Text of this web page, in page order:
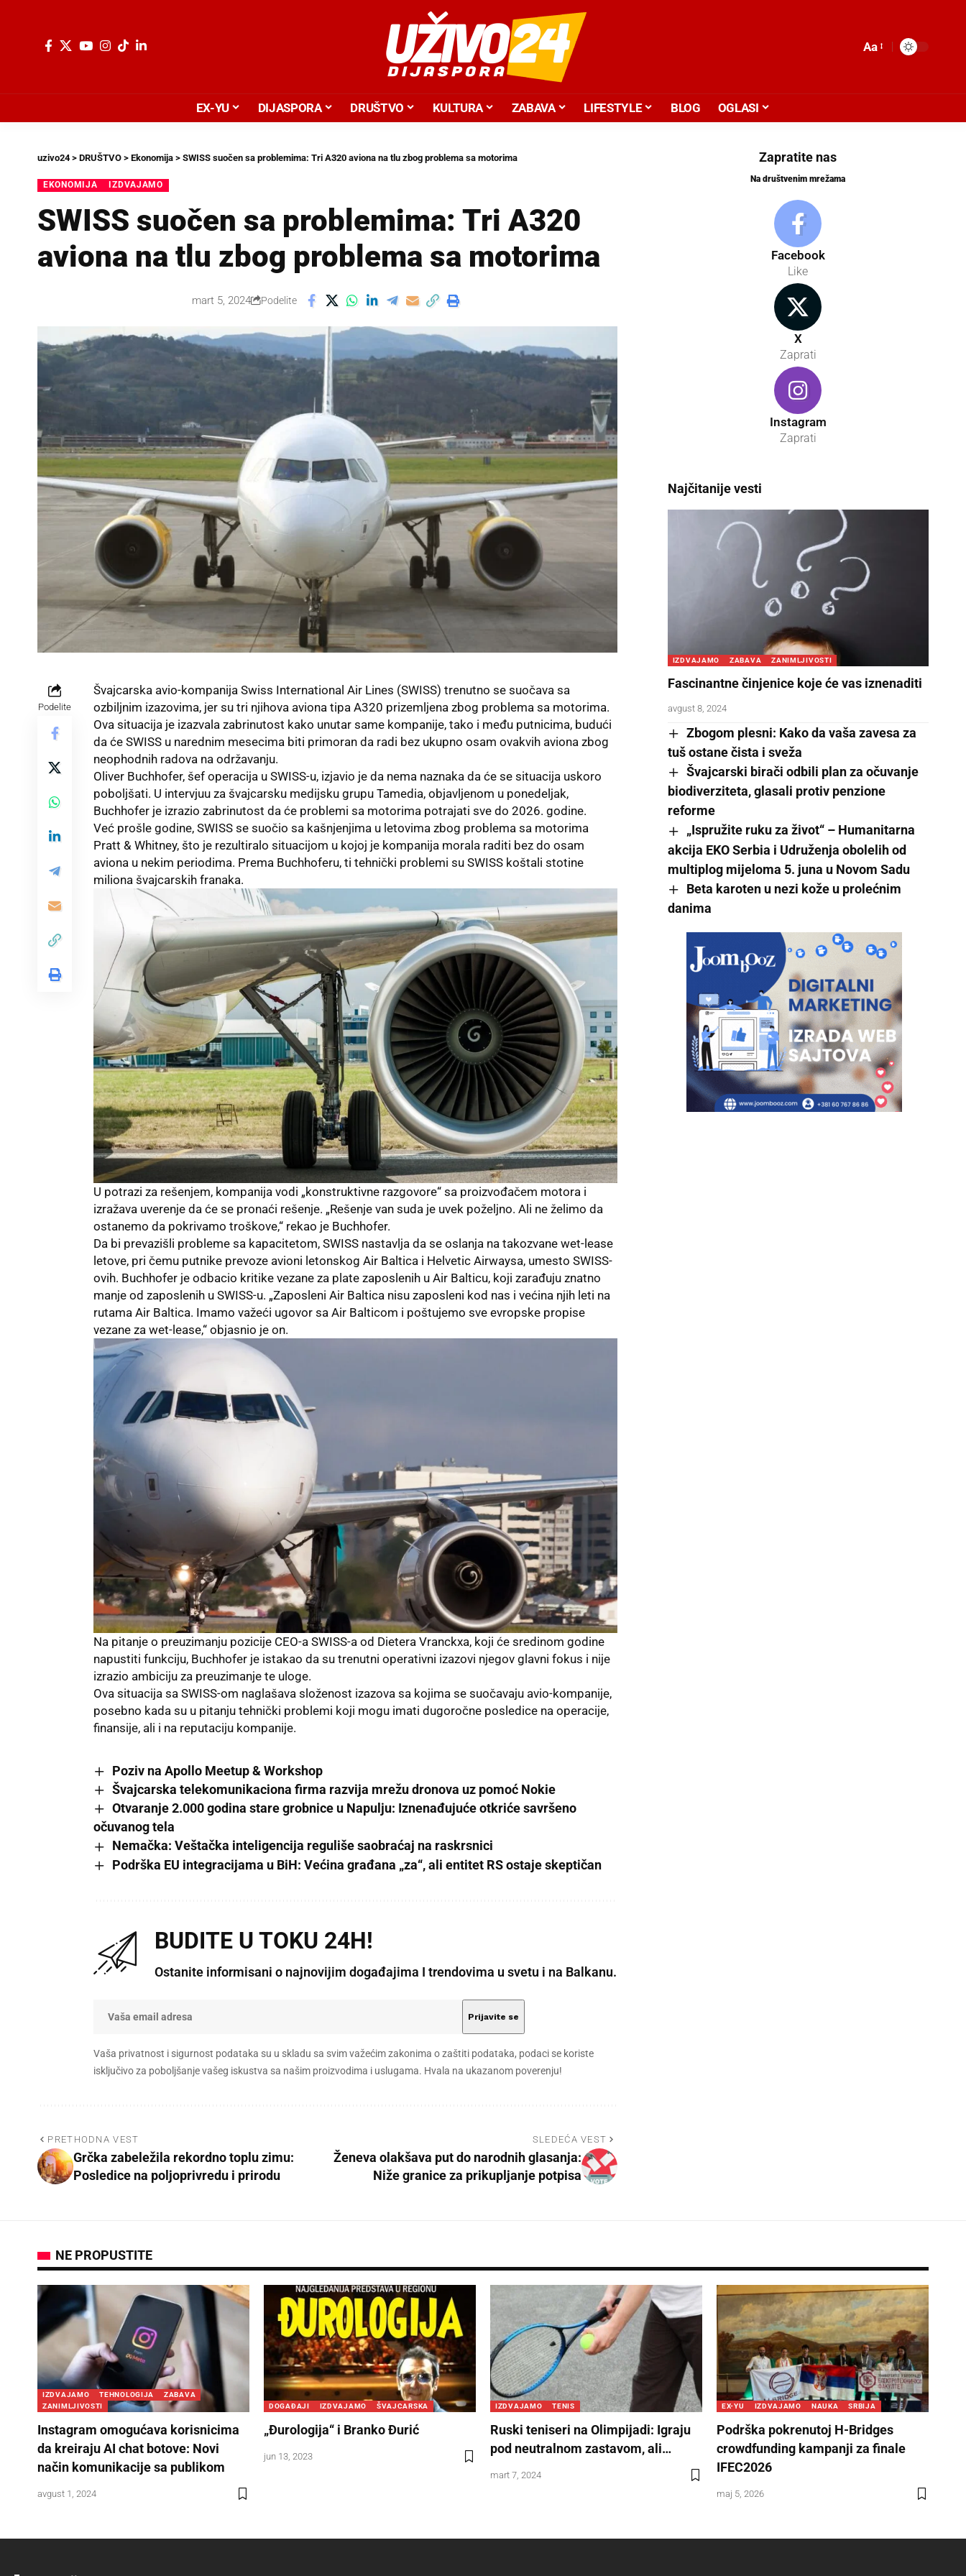
Aa
EX-YU DIJASPORA DRUŠTVO KULTURA ZABAVA LIFESTYLE BLOG OGLASI
uzivo24> DRUŠTVO > Ekonomija > SWISS suočen sa problemima: Tri A320 aviona na tlu zbog problema sa motorima
EKONOMIJA IZDVAJAMO
SWISS suočen sa problemima: Tri A320
aviona na tlu zbog problema sa motorima
mart 5, 2024 Podelite
Podelite
Švajcarska avio-kompanija Swiss International Air Lines (SWISS) trenutno se suočava sa
ozbiljnim izazovima, jer su tri njihova aviona tipa A320 prizemljena zbog problema sa motorima.
Ova situacija je izazvala zabrinutost kako unutar same kompanije, tako i među putnicima, budući
da će SWISS u narednim mesecima biti primoran da radi bez ukupno osam ovakvih aviona zbog
neophodnih radova na održavanju.
Oliver Buchhofer, šef operacija u SWISS-u, izjavio je da nema naznaka da će se situacija uskoro
poboljšati. U intervjuu za švajcarsku medijsku grupu Tamedia, objavljenom u ponedeljak,
Buchhofer je izrazio zabrinutost da će problemi sa motorima potrajati sve do 2026. godine.
Već prošle godine, SWISS se suočio sa kašnjenjima u letovima zbog problema sa motorima
Pratt & Whitney, što je rezultiralo situacijom u kojoj je kompanija morala raditi bez do osam
aviona u nekim periodima. Prema Buchhoferu, ti tehnički problemi su SWISS koštali stotine
miliona švajcarskih franaka.
U potrazi za rešenjem, kompanija vodi „konstruktivne razgovore“ sa proizvođačem motora i
izražava uverenje da će se pronaći rešenje. „Rešenje van suda je uvek poželjno. Ali ne želimo da
ostanemo da pokrivamo troškove,“ rekao je Buchhofer.
Da bi prevazišli probleme sa kapacitetom, SWISS nastavlja da se oslanja na takozvane wet-lease
letove, pri čemu putnike prevoze avioni letonskog Air Baltica i Helvetic Airwaysa, umesto SWISS-
ovih. Buchhofer je odbacio kritike vezane za plate zaposlenih u Air Balticu, koji zarađuju znatno
manje od zaposlenih u SWISS-u. „Zaposleni Air Baltica nisu zaposleni kod nas i većina njih leti na
rutama Air Baltica. Imamo važeći ugovor sa Air Balticom i poštujemo sve evropske propise
vezane za wet-lease,“ objasnio je on.
Na pitanje o preuzimanju pozicije CEO-a SWISS-a od Dietera Vranckxa, koji će sredinom godine
napustiti funkciju, Buchhofer je istakao da su trenutni operativni izazovi njegov glavni fokus i nije
izrazio ambiciju za preuzimanje te uloge.
Ova situacija sa SWISS-om naglašava složenost izazova sa kojima se suočavaju avio-kompanije,
posebno kada su u pitanju tehnički problemi koji mogu imati dugoročne posledice na operacije,
finansije, ali i na reputaciju kompanije.
Poziv na Apollo Meetup & Workshop
Švajcarska telekomunikaciona firma razvija mrežu dronova uz pomoć Nokie
Otvaranje 2.000 godina stare grobnice u Napulju: Iznenađujuće otkriće savršeno
očuvanog tela
Nemačka: Veštačka inteligencija reguliše saobraćaj na raskrsnici
Podrška EU integracijama u BiH: Većina građana „za“, ali entitet RS ostaje skeptičan
BUDITE U TOKU 24H!
Ostanite informisani o najnovijim događajima I trendovima u svetu i na Balkanu.
Vaša privatnost i sigurnost podataka su u skladu sa svim važećim zakonima o zaštiti podataka, podaci se koriste
isključivo za poboljšanje vašeg iskustva sa našim proizvodima i uslugama. Hvala na ukazanom poverenju!
PRETHODNA VEST
Grčka zabeležila rekordno toplu zimu:
Posledice na poljoprivredu i prirodu
SLEDEĆA VEST
Ženeva olakšava put do narodnih glasanja:
Niže granice za prikupljanje potpisa
Zapratite nas
Na društvenim mrežama
Facebook
Like
X
Zaprati
Instagram
Zaprati
Najčitanije vesti
IZDVAJAMO ZABAVA ZANIMLJIVOSTI
Fascinantne činjenice koje će vas iznenaditi
avgust 8, 2024
Zbogom plesni: Kako da vaša zavesa za
tuš ostane čista i sveža
Švajcarski birači odbili plan za očuvanje
biodiverziteta, glasali protiv penzione
reforme
„Ispružite ruku za život“ – Humanitarna
akcija EKO Serbia i Udruženja obolelih od
multiplog mijeloma 5. juna u Novom Sadu
Beta karoten u nezi kože u prolećnim
danima
NE PROPUSTITE
IZDVAJAMO TEHNOLOGIJA
ZABAVA
ZANIMLJIVOSTI
Instagram omogućava korisnicima
da kreiraju AI chat botove: Novi
način komunikacije sa publikom
avgust 1, 2024
DOGAĐAJI IZDVAJAMO ŠVAJCARSKA
„Đurologija“ i Branko Đurić
jun 13, 2023
IZDVAJAMO TENIS
Ruski teniseri na Olimpijadi: Igraju
pod neutralnom zastavom, ali…
mart 7, 2024
EX-YU IZDVAJAMO NAUKA SRBIJA
Podrška pokrenutoj H-Bridges
crowdfunding kampanji za finale
IFEC2026
maj 5, 2026